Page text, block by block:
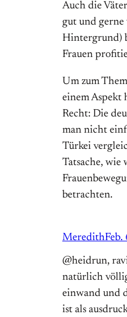
Auch die
gut und gerne
Hintergrund)
Frauen
Um zum
einem Aspekt
Recht: Die
man nicht
Türkei
Tatsache, wie
betrachten.
MeredithFeb.
@heidrun,
natürlich
einwand und
ist als